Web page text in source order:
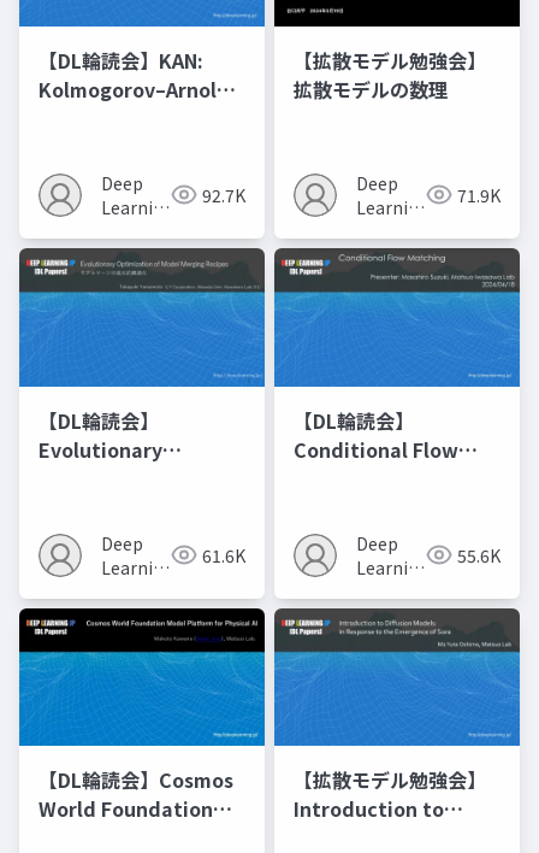
【DL輪読会】KAN:
Kolmogorov–Arnold
Deep
Learning
92.7K
【拡散モデル勉強会】
拡散モデルの数理
Deep
Learning
71.9K
【DL輪読会】
Evolutionary
Recipes モデルマージ
の進化的最適化
Deep
Learning
61.6K
【DL輪読会】
Conditional Flow
Deep
Learning
55.6K
【DL輪読会】Cosmos
World Foundation
【拡散モデル勉強会】
Introduction to